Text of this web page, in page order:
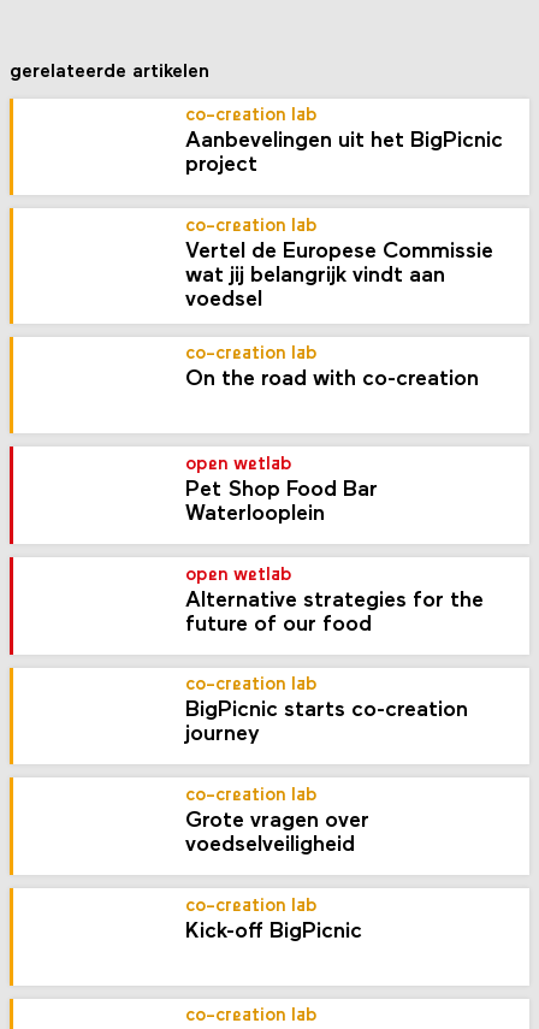
gerelateerde artikelen
co-creation lab
Aanbevelingen uit het BigPicnic
project
co-creation lab
Vertel de Europese Commissie
wat jij belangrijk vindt aan
voedsel
co-creation lab
On the road with co-creation
open wetlab
Pet Shop Food Bar
Waterlooplein
open wetlab
Alternative strategies for the
future of our food
co-creation lab
BigPicnic starts co-creation
journey
co-creation lab
Grote vragen over
voedselveiligheid
co-creation lab
Kick-off BigPicnic
co-creation lab